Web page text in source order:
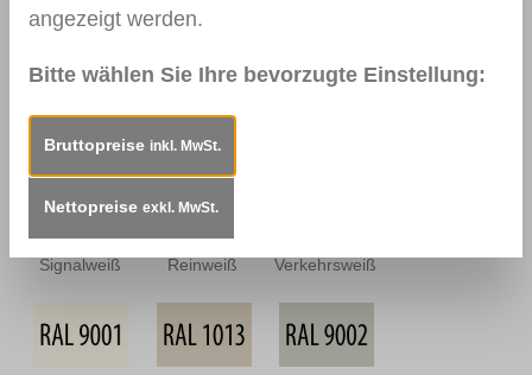
Dunkel
0112 0114
Dunkel
Signalweiß Reinweiß Verkehrsweiß
angezeigt werden.
Bitte wählen Sie Ihre bevorzugte Einstellung:
Bruttopreise inkl. MwSt.
Nettopreise exkl. MwSt.